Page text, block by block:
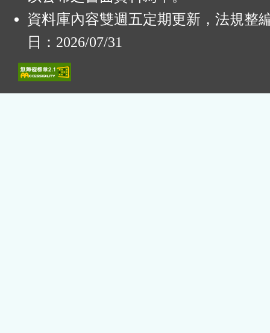
資料庫內容雙週五定期更新，法規整
日：2026/07/31